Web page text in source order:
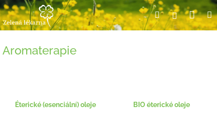
Přejít
na
obsah
HledatPřihlášení
Aromaterapie
Éterické (esenciální) oleje BIO éterické oleje